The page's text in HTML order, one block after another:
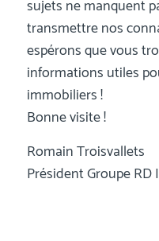
sujets ne manquent
transmettre nos
espérons que vous
informations utiles
immobiliers !
Bonne visite !
Romain Troisvallets
Président Groupe RD